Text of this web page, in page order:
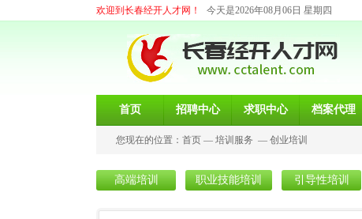
欢迎到长春经开人才网！ 今天是2026年08月06日 星期四
首页 招聘中心 求职中心 档案代理
您现在的位置： 首页 — 培训服务 — 创业培训
高端培训 职业技能培训 引导性培训